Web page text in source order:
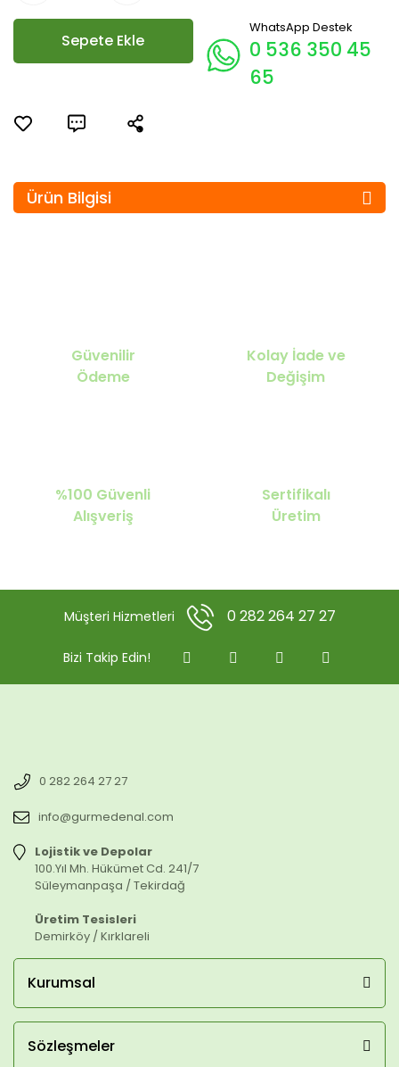
Sepete Ekle
WhatsApp Destek
0 536 350 45
65
Ürün Bilgisi
Güvenilir
Ödeme
Kolay İade ve
Değişim
%100 Güvenli
Alışveriş
Sertifikalı
Üretim
Müşteri Hizmetleri 0 282 264 27 27
Bizi Takip Edin!
0 282 264 27 27
info@gurmedenal.com
Lojistik ve Depolar
100.Yıl Mh. Hükümet Cd. 241/7
Süleymanpaşa / Tekirdağ
Üretim Tesisleri
Demirköy / Kırklareli
Kurumsal
Sözleşmeler